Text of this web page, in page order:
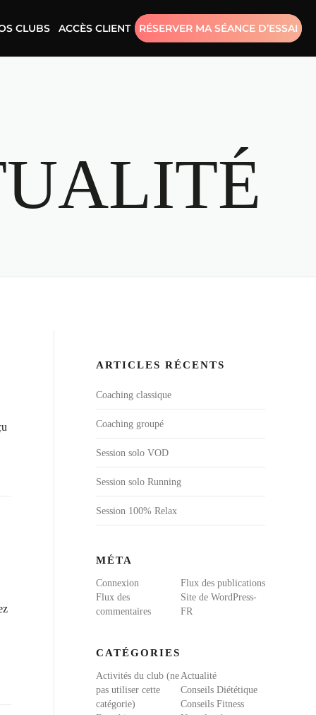
CLUBS ACCÈS CLIENT RÉSERVER MA SÉANCE D’ESSAI
ARTICLES RÉCENTS
Coaching classique
Coaching groupé
Session solo VOD
Session solo Running
Session 100% Relax
MÉTA
Connexion
Flux des publications
Flux des
commentaires
Site de WordPress-
FR
CATÉGORIES
Activités du club (ne
pas utiliser cette
catégorie)
Actualité
Conseils Diététique
Conseils Fitness